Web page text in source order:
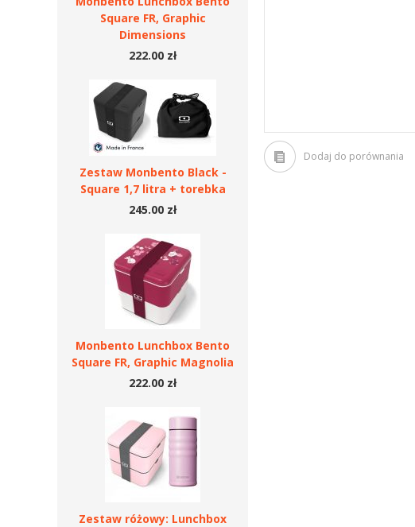
Dodaj do porównania
Square FR, Graphic
Dimensions
222.00 zł
Zestaw Monbento Black -
Square 1,7 litra + torebka
245.00 zł
Monbento Lunchbox Bento
Square FR, Graphic Magnolia
222.00 zł
Zestaw różowy: Lunchbox